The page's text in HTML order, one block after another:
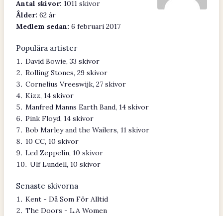
Antal skivor: 1011 skivor
Ålder: 62 år
Medlem sedan: 6 februari 2017
Populära artister
David Bowie, 33 skivor
Rolling Stones, 29 skivor
Cornelius Vreeswijk, 27 skivor
Kizz, 14 skivor
Manfred Manns Earth Band, 14 skivor
Pink Floyd, 14 skivor
Bob Marley and the Wailers, 11 skivor
10 CC, 10 skivor
Led Zeppelin, 10 skivor
Ulf Lundell, 10 skivor
Senaste skivorna
Kent - Då Som För Alltid
The Doors - L.A Women